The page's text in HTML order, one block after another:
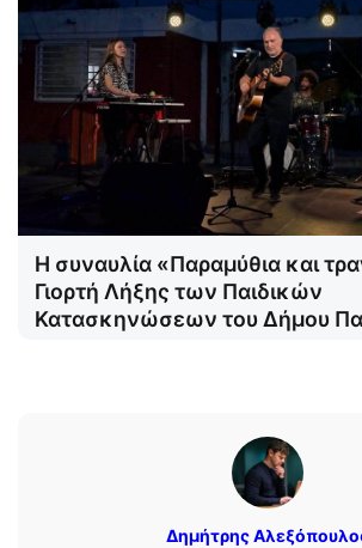
Η συναυλία «Παραμύθια και
Γιορτή Λήξης των Παιδικών
Κατασκηνώσεων του Δήμου
Δημήτρης